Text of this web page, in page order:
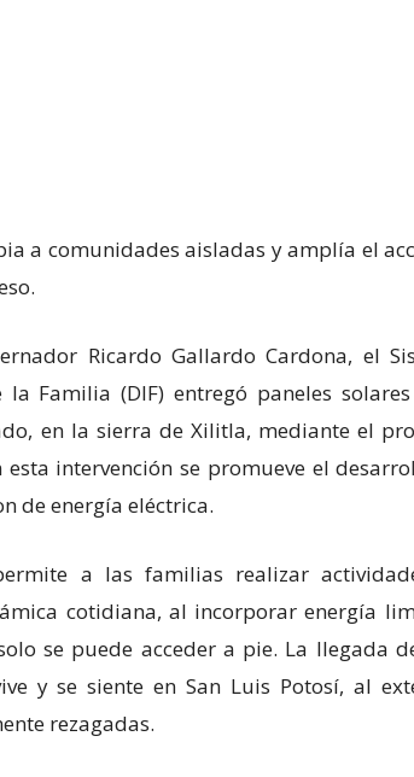
a comunidades aisladas y amplía el
Ricardo Gallardo Cardona, el
Familia (DIF) entregó paneles
en la sierra de Xilitla, mediante el
esta intervención se promueve el
de energía eléctrica.
a las familias realizar
cotidiana, al incorporar energía
se puede acceder a pie. La llegada
y se siente en San Luis Potosí, al
rezagadas.